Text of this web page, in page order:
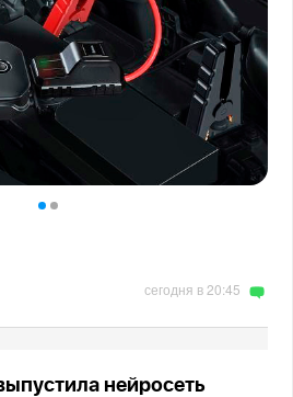
сегодня в 20:45
нейросеть